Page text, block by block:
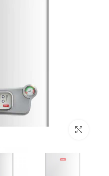
برای بزرگنمایی کلیک کنید